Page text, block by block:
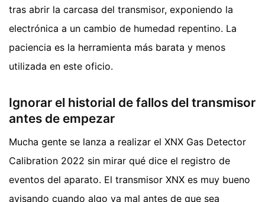
tras abrir la carcasa del transmisor, exponiendo la
electrónica a un cambio de humedad repentino. La
paciencia es la herramienta más barata y menos
utilizada en este oficio.
Ignorar el historial de fallos del transmisor
antes de empezar
Mucha gente se lanza a realizar el XNX Gas Detector
Calibration 2022 sin mirar qué dice el registro de
eventos del aparato. El transmisor XNX es muy bueno
avisando cuando algo va mal antes de que sea